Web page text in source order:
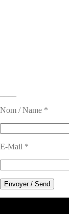
Nom / Name *
E-Mail *